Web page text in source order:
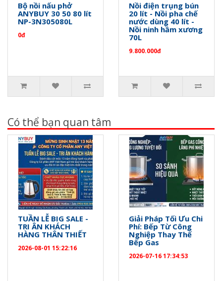
Bộ nồi nấu phở
ANYBUY 30 50 80 lít
NP-3N305080L
0đ
Nồi điện trụng bún
20 lít - Nồi pha chế
nước dùng 40 lít -
Nồi ninh hầm xương
70L
9.800.000đ
Có thể bạn quan tâm
TUẦN LỄ BIG SALE -
TRI ÂN KHÁCH
HÀNG THÂN THIẾT
2026-08-01 15:22:16
Giải Pháp Tối Ưu Chi
Phí: Bếp Từ Công
Nghiệp Thay Thế
Bếp Gas
2026-07-16 17:34:53